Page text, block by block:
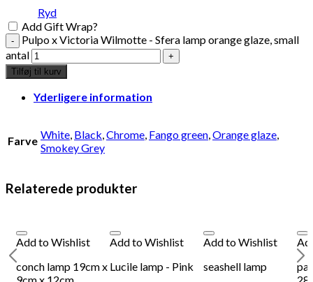
Plakat - Les Bicyclettes
198DKKTilføj til kurv
Se kurvKasse
Ryd
Add Gift Wrap?
Pulpo x Victoria Wilmotte - Sfera lamp orange glaze, small
antal
Tilføj til kurv
Yderligere information
Farve White, Black,Chrome, Fango green,Orange glaze,
Smokey Grey
Relaterede produkter
Add to Wishlist
conch lamp 19cm x
Add to Wishlist
Lucile lamp - Pink
Add to Wishlist
seashell lamp